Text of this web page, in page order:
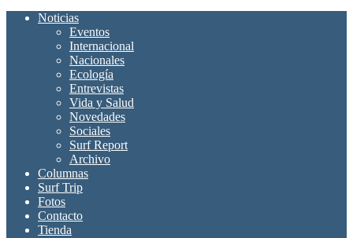
Noticias
Eventos
Internacional
Nacionales
Ecología
Entrevistas
Vida y Salud
Novedades
Sociales
Surf Report
Archivo
Columnas
Surf Trip
Fotos
Contacto
Tienda